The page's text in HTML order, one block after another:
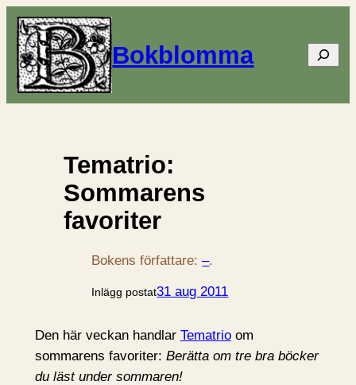
Bokblomma Sök
Tematrio:
Sommarens
favoriter
Bokens författare:–.
Inlägg postat31 aug 2011
Den här veckan handlar Tematrioom
sommarens favoriter: Berätta om tre bra böcker
du läst under sommaren!